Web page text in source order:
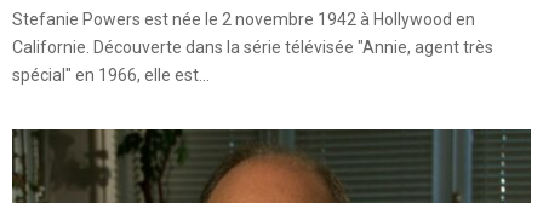
Stefanie Powers est née le 2 novembre 1942 à Hollywood en
Californie. Découverte dans la série télévisée "Annie, agent très
spécial" en 1966, elle est...